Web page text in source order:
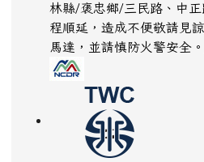
林縣/褒忠鄉/三民路、中
程順延，造成不便敬請見
馬達，並請慎防火警安全。